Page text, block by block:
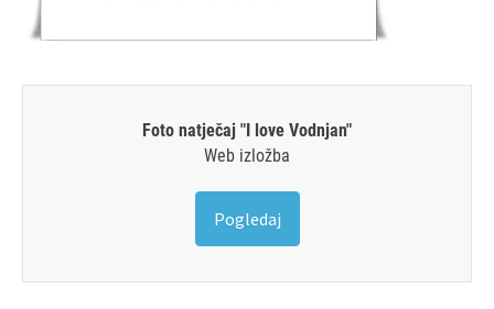
Foto natječaj "I love Vodnjan"
Web izložba
Pogledaj